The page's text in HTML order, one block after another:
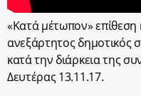
«Κατά μέτωπον»
ανεξάρτητος δημοτικός
κατά την διάρκεια της
Δευτέρας 13.11.17.